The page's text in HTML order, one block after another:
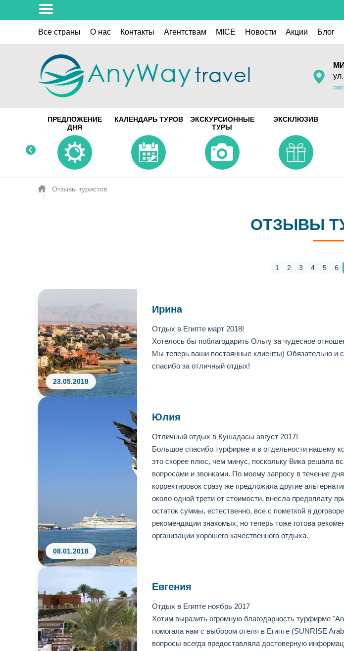
Все страны О нас Контакты Aгентствам MICE Новости Акции Блог
ПРЕДЛОЖЕНИЕ
ДНЯ
КАЛЕНДАРЬ ТУРОВ
ЭКСКУРСИОННЫЕ
ТУРЫ
ЭКСКЛЮЗИВ
Отзывы туристов
ОТЗЫВЫ
1 2 3 4 5 6
23.05.2018
Ирина
Отдых в Египте март 2018!
Хотелось бы поблагодарить Ольгу за чудесное
Мы теперь ваши постоянные клиенты) Обязательно и
спасибо за отличный отдых!
08.01.2018
Юлия
Отличный отдых в Кушадасы август 2017!
Большое спасибо турфирме и в отдельности нашему
это скорее плюс, чем минус, поскольку Вика решала
вопросами и звонками. По моему запросу в течение
корректировок сразу же предложила другие
около одной трети от стоимости, внесла предоплату
остаток суммы, естественно, все с пометкой в
рекомендации знакомых, но теперь тоже готова
организации хорошего качественного отдыха.
Евгения
Отдых в Египте ноябрь 2017
Хотим выразить огромную благодарность турфирме
помогала нам с выбором отеля в Египте (SUNRISE
вопросы всегда предоставляла достоверную